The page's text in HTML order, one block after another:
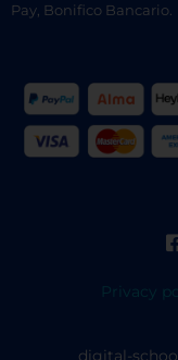
Pay, Bonifico Bancario.
Privacy
digital-